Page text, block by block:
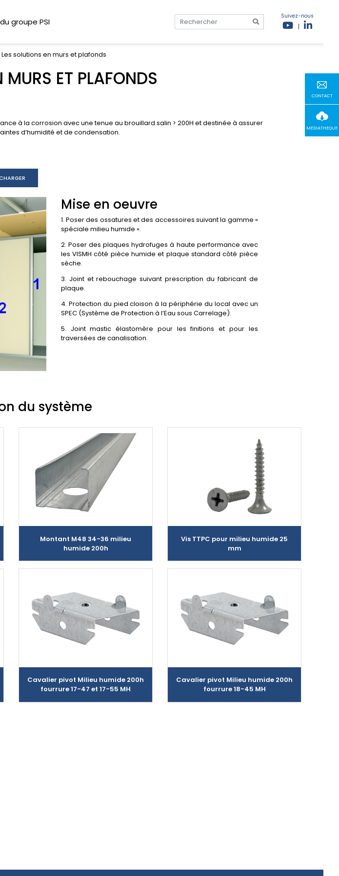
groupe PSI
Suivez-nous
|
CONTACT
MEDIATHEQUE
Les solutions en murs et plafonds
MURS ET PLAFONDS
à la corrosion avec une tenue au brouillard salin > 200H et destinée à assurer
d’humidité et de condensation.
Mise en oeuvre
1. Poser des ossatures et des accessoires suivant la gamme «
spéciale milieu humide ».
2. Poser des plaques hydrofuges à haute performance avec
les VISMH côté pièce humide et plaque standard côté pièce
sèche.
3. Joint et rebouchage suivant prescription du fabricant de
plaque.
4. Protection du pied cloison à la périphérie du local avec un
SPEC (Système de Protection à l’Eau sous Carrelage).
5. Joint mastic élastomère pour les finitions et pour les
traversées de canalisation.
du système
Montant M48 34-36 milieu
humide 200h
Vis TTPC pour milieu humide 25
mm
Cavalier pivot Milieu humide 200h
fourrure 17-47 et 17-55 MH
Cavalier pivot Milieu humide 200h
fourrure 18-45 MH